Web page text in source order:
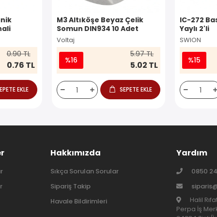
0.90 TL
0.76 TL
EKLE
M3 Altıköşe Beyaz Çelik
Somun DIN934 10 Adet
Voltaj
%16
5.97 TL
5.02 TL
SEPETE EKLE
IC-272
Yaylı 2'li
SWION
%15
Hakkımızda
Sıkça Sorulan Sorular
Sipariş Takip
Havale Bildirimleri
Yardım
0850
Halil
Perpa İş